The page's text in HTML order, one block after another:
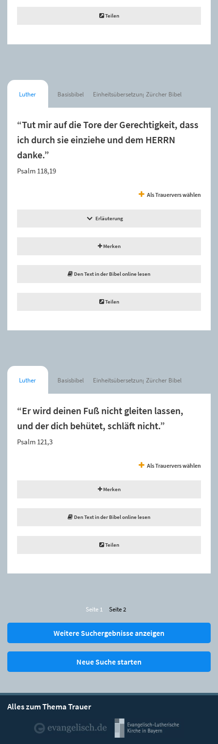
Teilen
Luther Basisbibel Einheitsübersetzung Zürcher Bibel
“Tut mir auf die Tore der Gerechtigkeit, dass
ich durch sie einziehe und dem HERRN
danke.”
Psalm 118,19
Als Trauervers wählen
Erläuterung
Merken
Den Text in der Bibel online lesen
Teilen
Luther Basisbibel Einheitsübersetzung Zürcher Bibel
“Er wird deinen Fuß nicht gleiten lassen,
und der dich behütet, schläft nicht.”
Psalm 121,3
Als Trauervers wählen
Merken
Den Text in der Bibel online lesen
Teilen
Seite 1 Seite 2
Weitere Suchergebnisse anzeigen
Neue Suche starten
Alles zum Thema Trauer